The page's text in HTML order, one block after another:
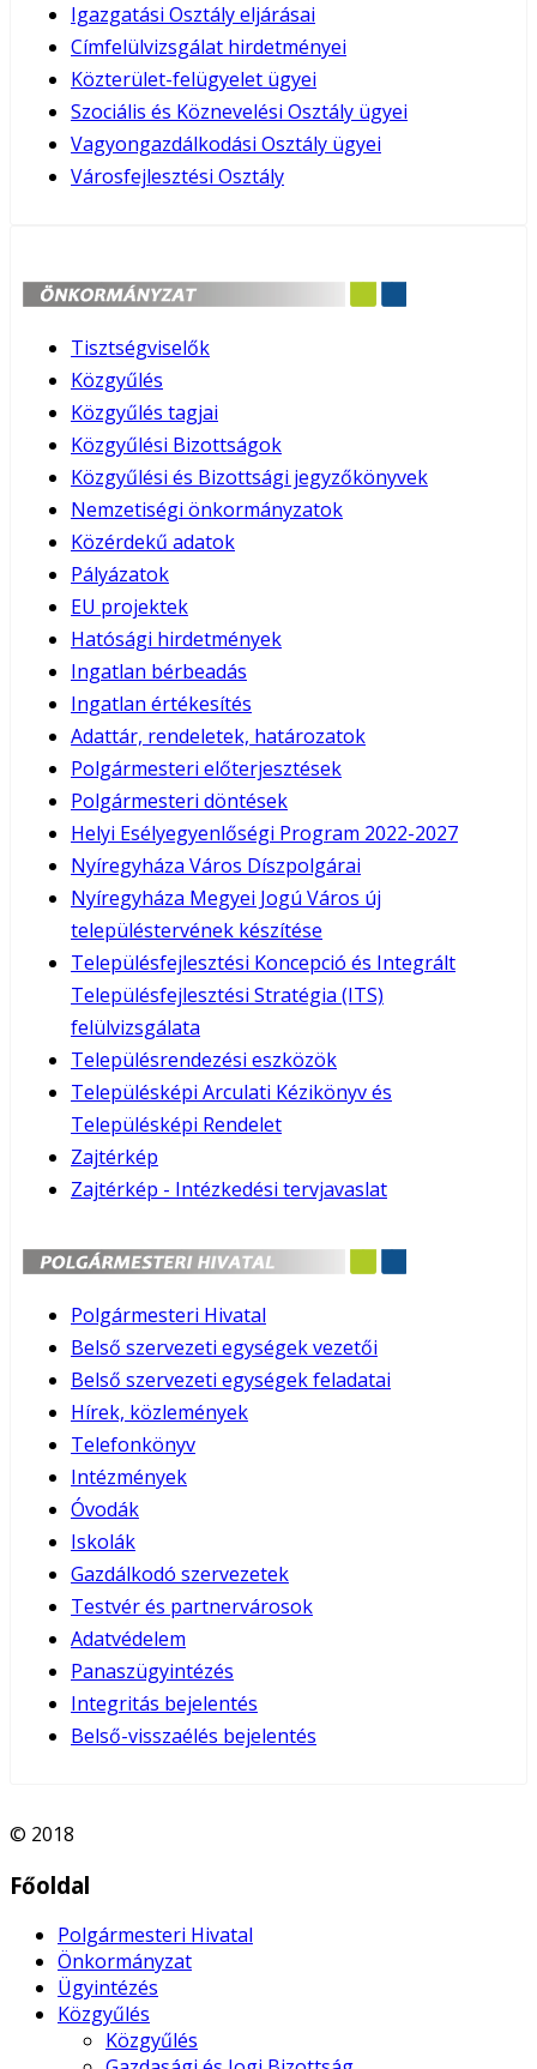
Igazgatási Osztály eljárásai
Címfelülvizsgálat hirdetményei
Közterület-felügyelet ügyei
Szociális és Köznevelési Osztály ügyei
Vagyongazdálkodási Osztály ügyei
Városfejlesztési Osztály
Tisztségviselők
Közgyűlés
Közgyűlés tagjai
Közgyűlési Bizottságok
Közgyűlési és Bizottsági jegyzőkönyvek
Nemzetiségi önkormányzatok
Közérdekű adatok
Pályázatok
EU projektek
Hatósági hirdetmények
Ingatlan bérbeadás
Ingatlan értékesítés
Adattár, rendeletek, határozatok
Polgármesteri előterjesztések
Polgármesteri döntések
Helyi Esélyegyenlőségi Program 2022-2027
Nyíregyháza Város Díszpolgárai
Nyíregyháza Megyei Jogú Város új
településtervének készítése
Településfejlesztési Koncepció és Integrált
Településfejlesztési Stratégia (ITS)
felülvizsgálata
Településrendezési eszközök
Településképi Arculati Kézikönyv és
Településképi Rendelet
Zajtérkép
Zajtérkép - Intézkedési tervjavaslat
Polgármesteri Hivatal
Belső szervezeti egységek vezetői
Belső szervezeti egységek feladatai
Hírek, közlemények
Telefonkönyv
Intézmények
Óvodák
Iskolák
Gazdálkodó szervezetek
Testvér és partnervárosok
Adatvédelem
Panaszügyintézés
Integritás bejelentés
Belső-visszaélés bejelentés
© 2018
Főoldal
Polgármesteri Hivatal
Önkormányzat
Ügyintézés
Közgyűlés
Közgyűlés